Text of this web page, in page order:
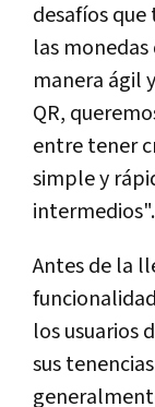
desafíos
las
manera ágil
QR,
entre tener
simple y
intermedios".
Antes de la
los usuarios
sus